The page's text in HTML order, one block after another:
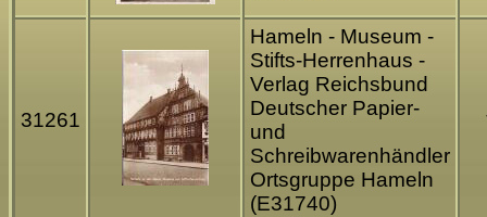
31261
Hameln - Museum -
Stifts-Herrenhaus -
Verlag Reichsbund
Deutscher Papier-
und
Schreibwarenhändler
Ortsgruppe Hameln
(E31740)